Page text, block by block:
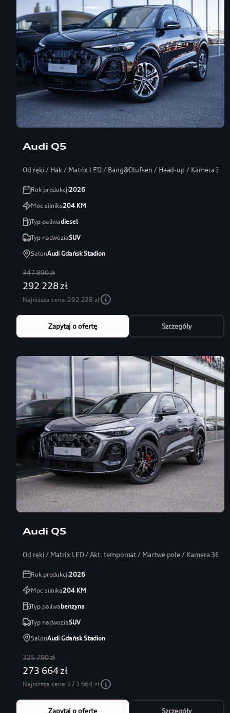
Audi Q5
Od ręki / Hak / Matrix LED / Bang&Olufsen / Head-up / Kamera 360
Rok produkcji2026
Moc silnika204KM
Typ paliwadiesel
Typ nadwoziaSUV
SalonAudi Gdańsk Stadion
347 890 zł
292 228 zł
Najniższa cena:292 228 zł
Zapytaj o ofertę Szczegóły
Audi Q5
Od ręki / Matrix LED / Akt. tempomat / Martwe pole / Kamera 360
Rok produkcji2026
Moc silnika204KM
Typ paliwabenzyna
Typ nadwoziaSUV
SalonAudi Gdańsk Stadion
325 790 zł
273 664 zł
Najniższa cena:273 664 zł
Zapytaj o ofertę Szczegóły